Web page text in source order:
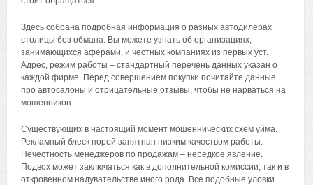
Здесь собрана подробная информация о разных автодилерах
столицы без обмана. Вы можете узнать об организациях,
занимающихся аферами, и честных компаниях из первых уст.
Адрес, режим работы – стандартный перечень данных указан о
каждой фирме. Перед совершением покупки почитайте данные
про автосалоны и отрицательные отзывы, чтобы не нарваться на
мошенников.
Существующих в настоящий момент мошеннических схем уйма.
Рекламный блеск порой запятнан низким качеством работы.
Нечестность менеджеров по продажам – нередкое явление.
Подвох может заключаться как в дополнительной комиссии, так и в
откровенном надувательстве иного рода. Все подобные уловки